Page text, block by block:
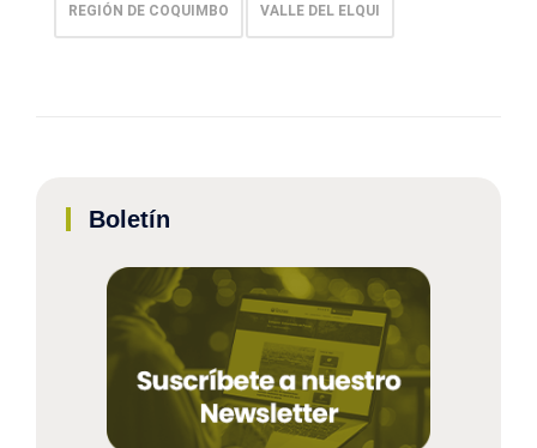
REGIÓN DE COQUIMBO VALLE DEL ELQUI
Boletín